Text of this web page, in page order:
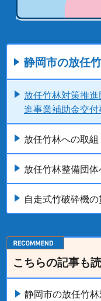
静岡市の放任
放任竹林対策推
進事業補助金交
放任竹林への取組
放任竹林整備団
自走式竹破砕機の
こちらの記事も
静岡市の放任竹